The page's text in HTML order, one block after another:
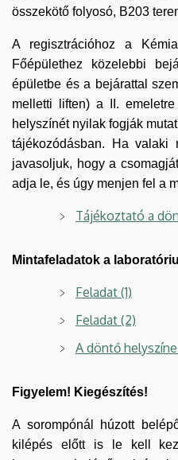
összekötő folyosó, B203
A regisztrációhoz a
Főépülethez közelebbi
épületbe és a bejárattal
melletti liften) a II.
helyszínét nyilak fogják
tájékozódásban. Ha valaki
javasoljuk, hogy a
adja le, és úgy menjen fel a
Tájékoztató a
Mintafeladatok a
Feladat (1)
Feladat (2)
A döntő
Figyelem! Kiegészítés!
A sorompónál húzott
kilépés előtt is le kell